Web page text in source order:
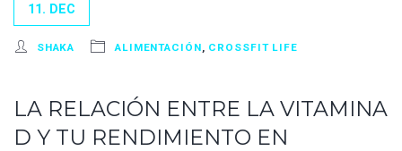
11. DEC
SHAKA ALIMENTACIÓN CROSSFIT LIFE
LA RELACIÓN ENTRE LA VITAMINA
D Y TU RENDIMIENTO EN